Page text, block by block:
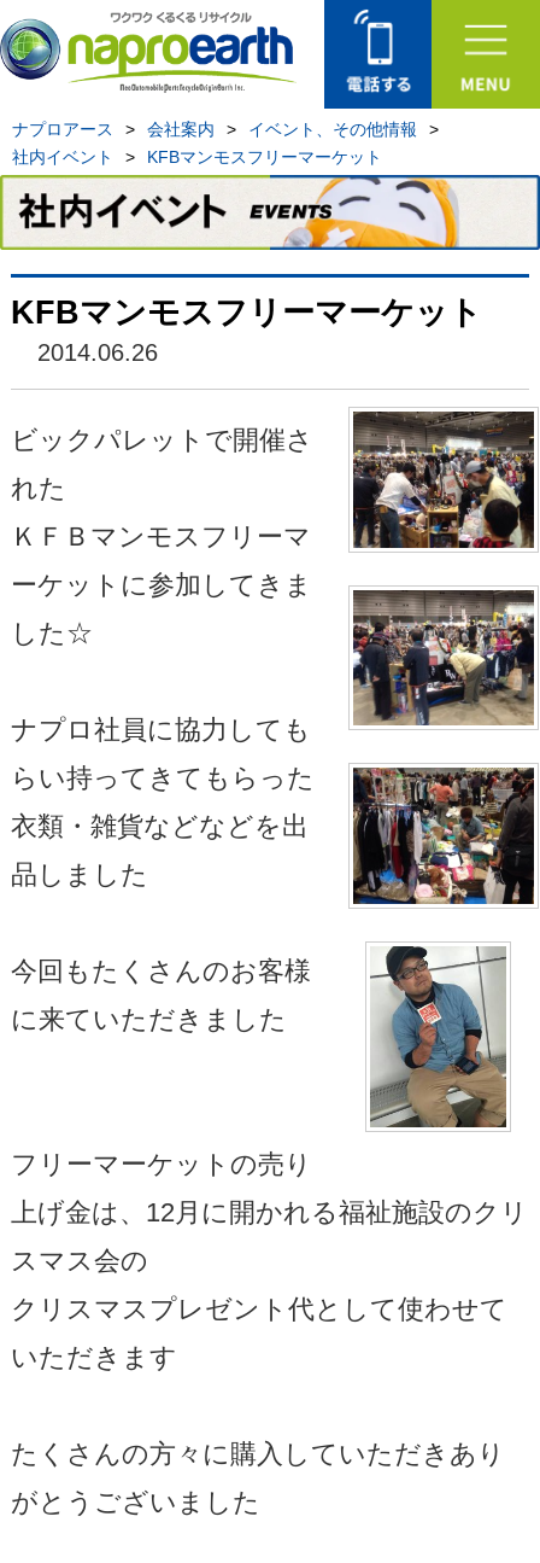
ナプロアース > 会社案内 > イベント、その他情報
>
社内イベント
> KFBマンモスフリーマーケット
KFBマンモスフリーマーケット
2014.06.26
ビックパレットで開催さ
れた
ＫＦＢマンモスフリーマ
ーケットに参加してきま
した☆
ナプロ社員に協力しても
らい持ってきてもらった
衣類・雑貨などなどを出
品しました
今回もたくさんのお客様
に来ていただきました
フリーマーケットの売り
上げ金は、12月に開かれる福祉施設のクリ
スマス会の
クリスマスプレゼント代として使わせて
いただきます
たくさんの方々に購入していただきあり
がとうございました